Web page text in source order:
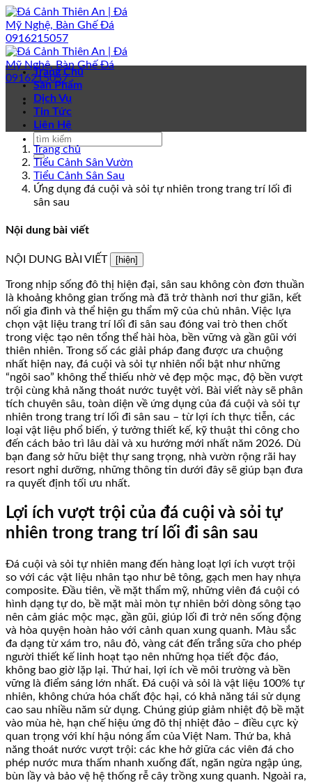
Bỏ
qua
nội
dung
Trang Chủ
Sản Phẩm
Dịch Vụ
Tin Tức
Liên Hệ
Trang chủ
Tiểu Cảnh Sân Vườn
Tiểu Cảnh Sân Sau
Ứng dụng đá cuội và sỏi tự nhiên trong trang trí lối đi
sân sau
Nội dung bài viết
NỘI DUNG BÀI VIẾT [hiện]
Trong nhịp sống đô thị hiện đại, sân sau không còn đơn thuần
là khoảng không gian trống mà đã trở thành nơi thư giãn, kết
nối gia đình và thể hiện gu thẩm mỹ của chủ nhân. Việc lựa
chọn vật liệu trang trí lối đi sân sau đóng vai trò then chốt
trong việc tạo nên tổng thể hài hòa, bền vững và gần gũi với
thiên nhiên. Trong số các giải pháp đang được ưa chuộng
nhất hiện nay, đá cuội và sỏi tự nhiên nổi bật như những
“ngôi sao” không thể thiếu nhờ vẻ đẹp mộc mạc, độ bền vượt
trội cùng khả năng thoát nước tuyệt vời. Bài viết này sẽ phân
tích chuyên sâu, toàn diện về ứng dụng của đá cuội và sỏi tự
nhiên trong trang trí lối đi sân sau – từ lợi ích thực tiễn, các
loại vật liệu phổ biến, ý tưởng thiết kế, kỹ thuật thi công cho
đến cách bảo trì lâu dài và xu hướng mới nhất năm 2026. Dù
bạn đang sở hữu biệt thự sang trọng, nhà vườn rộng rãi hay
resort nghỉ dưỡng, những thông tin dưới đây sẽ giúp bạn đưa
ra quyết định tối ưu nhất.
Lợi ích vượt trội của đá cuội và sỏi tự
nhiên trong trang trí lối đi sân sau
Đá cuội và sỏi tự nhiên mang đến hàng loạt lợi ích vượt trội
so với các vật liệu nhân tạo như bê tông, gạch men hay nhựa
composite. Đầu tiên, về mặt thẩm mỹ, những viên đá cuội có
hình dạng tự do, bề mặt mài mòn tự nhiên bởi dòng sông tạo
nên cảm giác mộc mạc, gần gũi, giúp lối đi trở nên sống động
và hòa quyện hoàn hảo với cảnh quan xung quanh. Màu sắc
đa dạng từ xám tro, nâu đỏ, vàng cát đến trắng sữa cho phép
người thiết kế linh hoạt tạo nên những họa tiết độc đáo,
không bao giờ lặp lại. Thứ hai, lợi ích về môi trường và bền
vững là điểm sáng lớn nhất. Đá cuội và sỏi là vật liệu 100% tự
nhiên, không chứa hóa chất độc hại, có khả năng tái sử dụng
cao sau nhiều năm sử dụng. Chúng giúp giảm nhiệt độ bề mặt
vào mùa hè, hạn chế hiệu ứng đô thị nhiệt đảo – điều cực kỳ
quan trọng với khí hậu nóng ẩm của Việt Nam. Thứ ba, khả
năng thoát nước vượt trội: các khe hở giữa các viên đá cho
phép nước mưa thấm nhanh xuống đất, ngăn ngừa ngập úng,
bùn lầy và bảo vệ hệ thống rễ cây trồng xung quanh. Ngoài ra,